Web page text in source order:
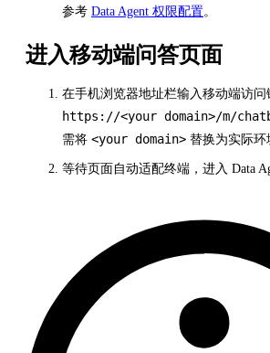
参考 Data Agent 权限配置。
进入移动端问答页面
在手机浏览器地址栏输入移动端访问
https://<your domain>/m/
需将 <your domain> 替换为实际环
等待页面自动适配终端，进入 Data